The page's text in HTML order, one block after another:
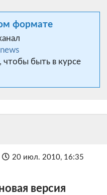
формате
чтобы быть в курсе
20 июл. 2010, 16:35
версия